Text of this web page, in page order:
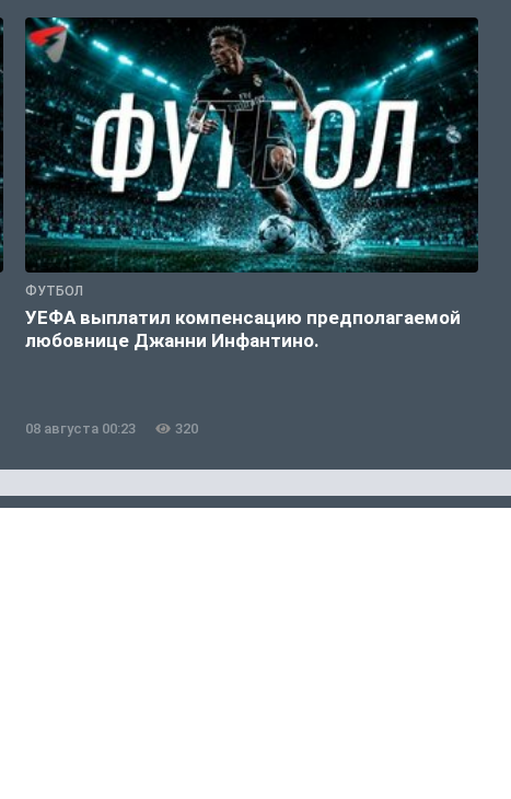
ФУТБОЛ
УЕФА выплатил компенсацию предполагаемой
любовнице Джанни Инфантино.
08 августа 00:23 320